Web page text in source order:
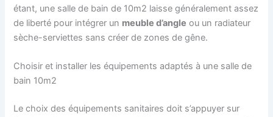
étant, une salle de bain de 10m2 laisse généralement assez
de liberté pour intégrer un meuble d’angle ou un radiateur
sèche-serviettes sans créer de zones de gêne.
Choisir et installer les équipements adaptés à une salle de
bain 10m2
Le choix des équipements sanitaires doit s’appuyer sur